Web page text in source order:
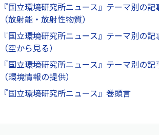
『国立環境研究所ニュース』テーマ別の記
（放射能・放射性物質）
『国立環境研究所ニュース』テーマ別の記
（空から見る）
『国立環境研究所ニュース』テーマ別の記
（環境情報の提供）
『国立環境研究所ニュース』巻頭言